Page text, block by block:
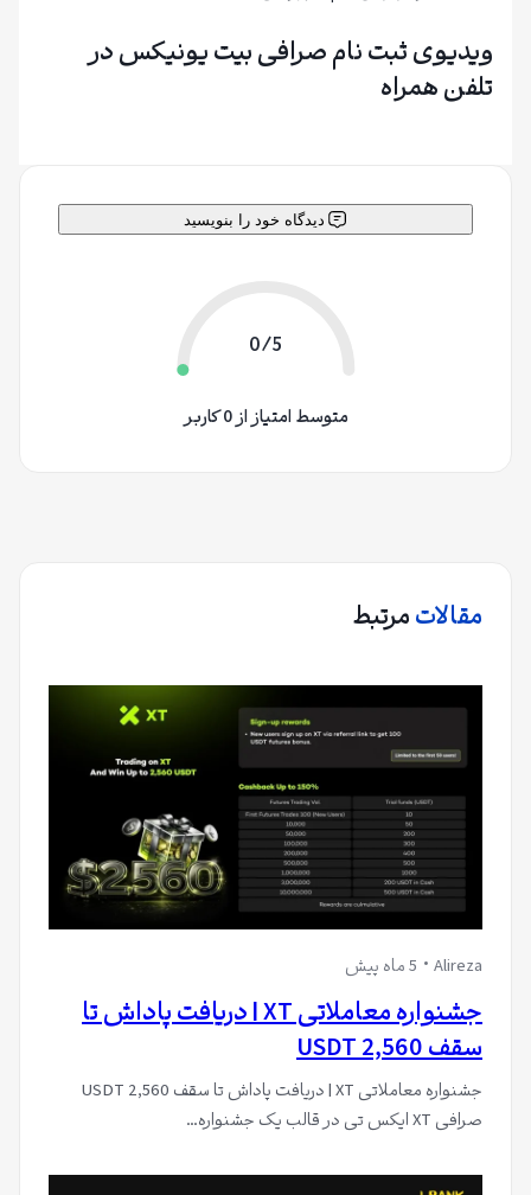
ویدیوی ثبت نام صرافی بیت یونیکس در
تلفن همراه
دیدگاه خود را بنویسید
0/5
متوسط امتیاز از 0 کاربر
مقالاتمرتبط
Alireza 5 ماه پیش
جشنواره معاملاتی XT | دریافت پاداش تا
سقف 2,560 USDT
جشنواره معاملاتی XT | دریافت پاداش تا سقف 2,560 USDT
صرافی XT ایکس تی در قالب یک جشنواره…